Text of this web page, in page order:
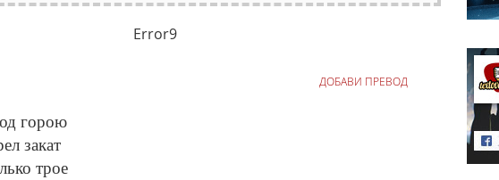
Error9
горою
закат
трое
ДОБАВИ ПРЕВОД